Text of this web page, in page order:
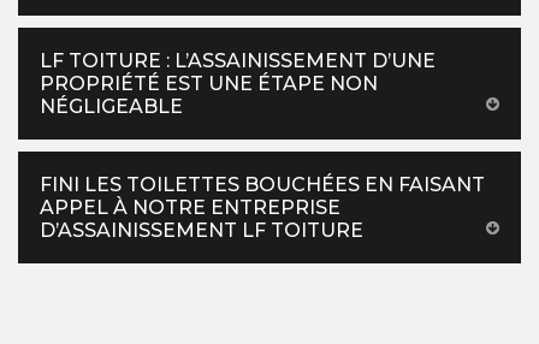
LF TOITURE : L’ASSAINISSEMENT D’UNE
PROPRIÉTÉ EST UNE ÉTAPE NON
NÉGLIGEABLE
FINI LES TOILETTES BOUCHÉES EN FAISANT
APPEL À NOTRE ENTREPRISE
D’ASSAINISSEMENT LF TOITURE